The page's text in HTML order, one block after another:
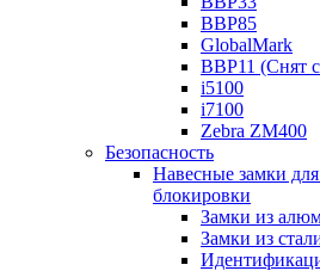
BBP85
GlobalMark
BBP11 (Снят
i5100
i7100
Zebra ZM400
Безопасность
Навесные замки
блокировки
Замки из
Замки из